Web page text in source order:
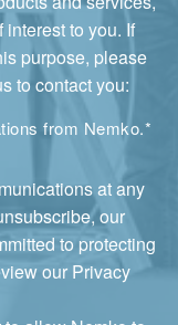
to you. If
purpose, please
to contact you:
from Nemko.*
at any
our
to protecting
our Privacy